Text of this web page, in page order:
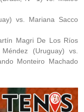
vs. Mariana Sacco
Magri De Los Ríos
(Uruguay) vs.
Monteiro Machado